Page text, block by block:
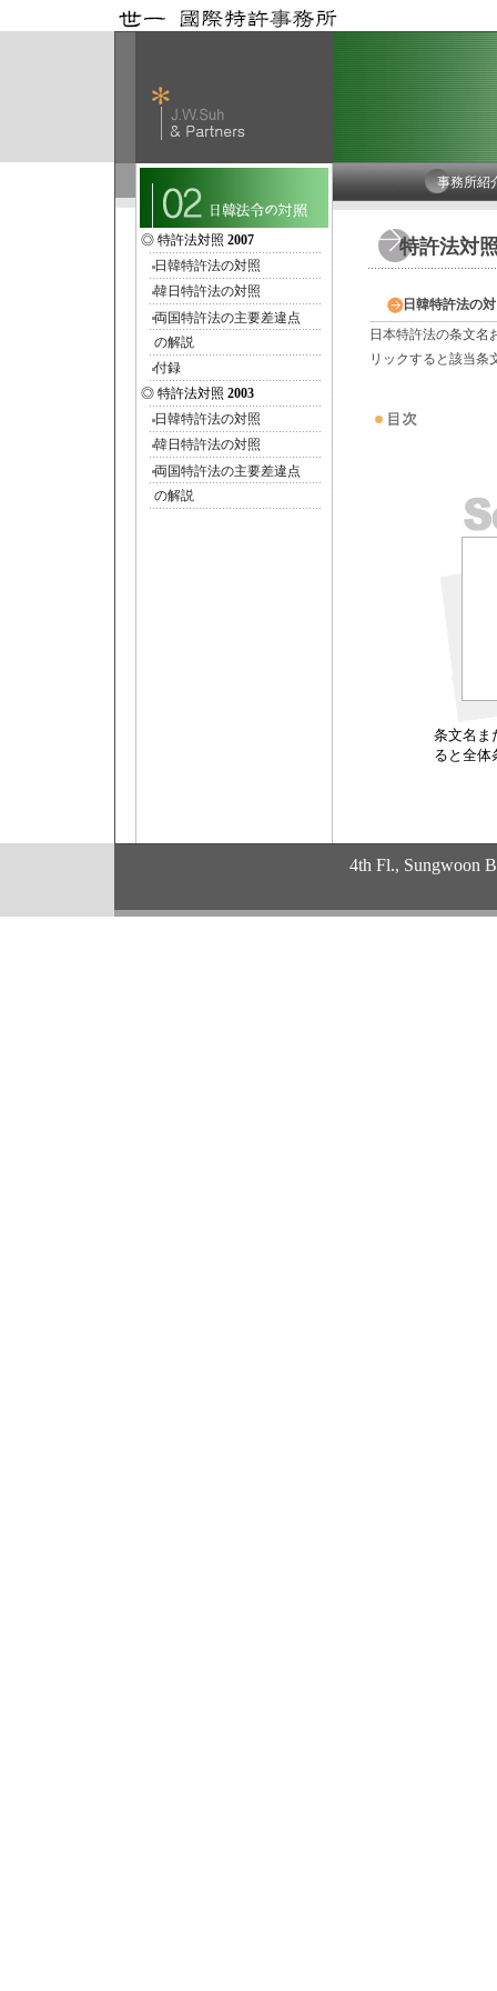
◎ 特許法対照 2007
日韓特許法の対照
韓日特許法の対照
両国特許法の主要差違点
の解説
付録
◎ 特許法対照 2003
日韓特許法の対照
韓日特許法の対照
両国特許法の主要差違点
の解説
事務所紹
特許法対
日韓特許法の
日本特許法の条文名
リックすると該当条
条文名ま
ると全体
4th Fl., Sungwoon